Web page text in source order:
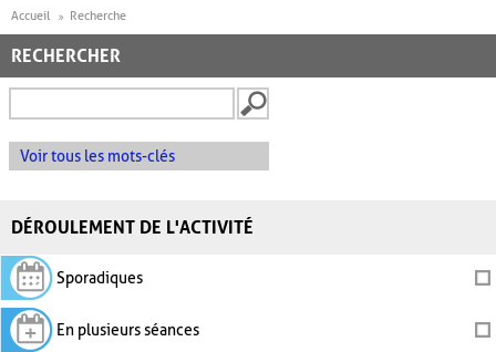
Accueil Recherche
RECHERCHER
Voir tous les mots-clés
DÉROULEMENT DE L'ACTIVITÉ
Sporadiques
En plusieurs séances